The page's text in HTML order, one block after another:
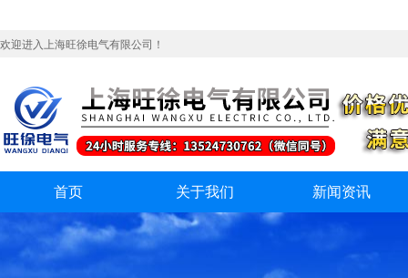
欢迎进入上海旺徐电气有限公司！
首页 关于我们 新闻资讯